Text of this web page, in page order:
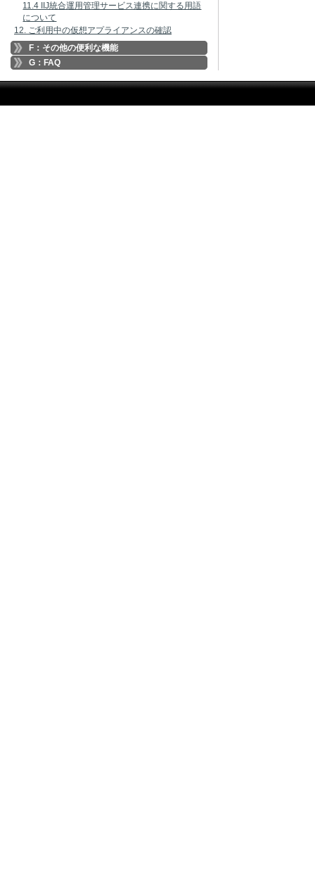
11.4 IIJ統合運用管理サービス連携に関する用語
について
12. ご利用中の仮想アプライアンスの確認
F：その他の便利な機能
G：FAQ